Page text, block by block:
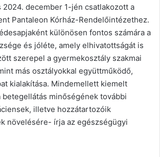
2024. december 1-jén csatlakozott a
Pantaleon Kórház-Rendelőintézethez.
különösen fontos számára a
és jóléte, amely elhivatottságát is
szerepel a gyermekosztály szakmai
más osztályokkal együttműködő,
kialakítása. Mindemellett kiemelt
minőségének további
illetve hozzátartozóik
növelésére- írja az egészségügyi